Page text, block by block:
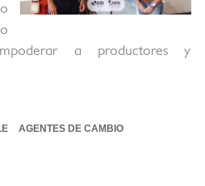
a productores y
AGENTES DE CAMBIO